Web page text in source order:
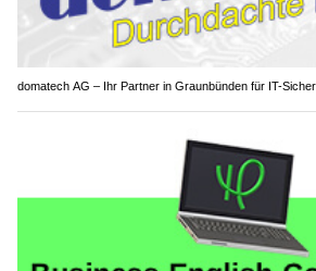
domatech AG – Ihr Partner in Graunbünden für IT-